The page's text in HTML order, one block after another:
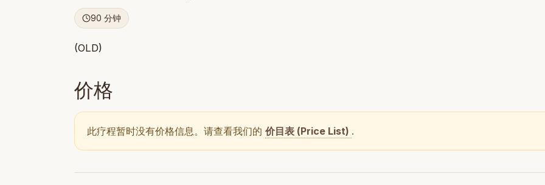
90 分钟
(OLD)
价格
此疗程暂时没有价格信息。请查看我们的 价目表 (Price List) .